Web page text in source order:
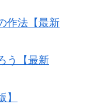
作法【最新
う【最新